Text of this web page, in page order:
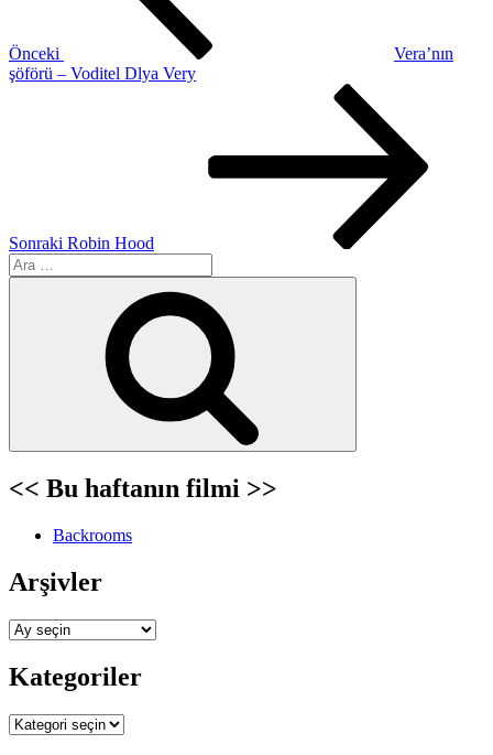
Önceki
Vera’nın
şöförü – Voditel Dlya Very
Sonraki Robin Hood
Ara:
<< Bu haftanın filmi >>
Backrooms
Arşivler
Arşivler
Kategoriler
Kategoriler